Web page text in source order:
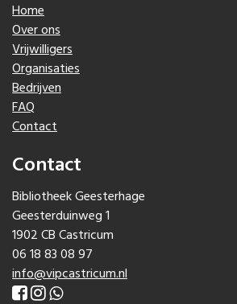
Home
Over ons
Vrijwilligers
Organisaties
Bedrijven
FAQ
Contact
Contact
Bibliotheek Geesterhage
Geesterduinweg 1
1902 CB Castricum
06 18 83 08 97
info@vipcastricum.nl